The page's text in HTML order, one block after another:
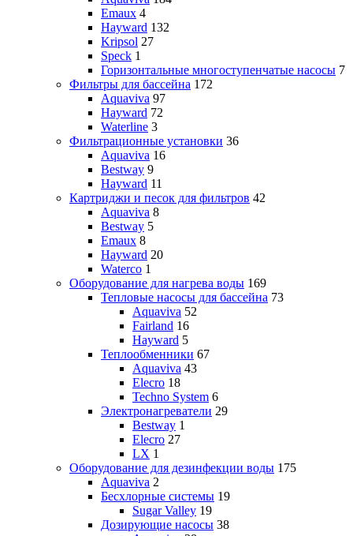
Emaux 4
Hayward 132
Kripsol 27
Speck 1
Горизонтальные многоступенчатые насосы 7
Фильтры для бассейна 172
Aquaviva 97
Hayward 72
Waterline 3
Фильтрационные установки 36
Aquaviva 16
Bestway 9
Hayward 11
Картриджи и песок для фильтров 42
Aquaviva 8
Bestway 5
Emaux 8
Hayward 20
Waterco 1
Оборудование для нагрева воды 169
Тепловые насосы для бассейна 73
Aquaviva 52
Fairland 16
Hayward 5
Теплообменники 67
Aquaviva 43
Elecro 18
Techno System 6
Электронагреватели 29
Bestway 1
Elecro 27
LX 1
Оборудование для дезинфекции воды 175
Aquaviva 2
Бесхлорные системы 19
Sugar Valley 19
Дозирующие насосы 38